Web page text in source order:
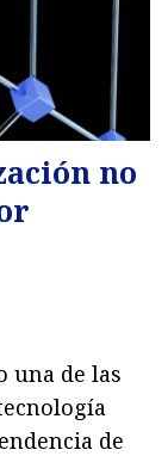
no
una de las
de